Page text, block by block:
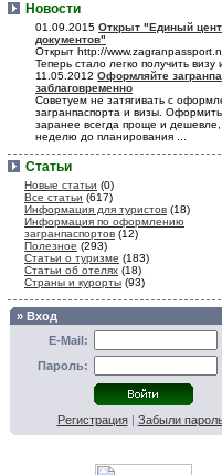
Новости
01.09.2015 Открыт "Единый
документов"
Открыт http://
Теперь стало легко получить визу
11.05.2012 Оформляйте
заблаговременно
Советуем не затягивать с
загранпаспорта и визы.
заранее всегда проще и дешевле,
неделю до планирования ...
Статьи
Новые статьи (0)
Все статьи (617)
Информация для туристов (18)
Информация по оформлению
загранпаспортов (12)
Полезное (293)
Статьи о туризме (183)
Статьи об отелях (18)
Страны и курорты (93)
» Вход
E-Mail:
Пароль:
Регистрация| Забыли